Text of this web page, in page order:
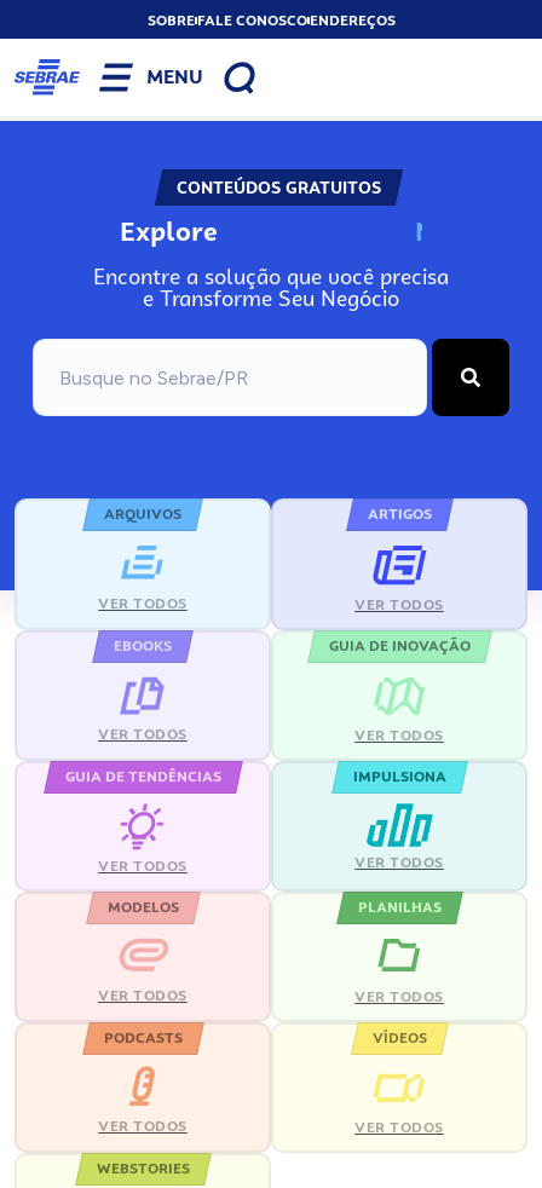
SOBREFALE CONOSCOENDEREÇOS
MENU
CONTEÚDOS GRATUITOS
Explore N
Encontre a solução que você precisa
e Transforme Seu Negócio
ARQUIVOS
VER TODOS
ARTIGOS
VER TODOS
EBOOKS
VER TODOS
GUIA DE INOVAÇÃO
VER TODOS
GUIA DE TENDÊNCIAS
VER TODOS
IMPULSIONA
VER TODOS
MODELOS
VER TODOS
PLANILHAS
VER TODOS
PODCASTS
VER TODOS
VÍDEOS
VER TODOS
WEBSTORIES